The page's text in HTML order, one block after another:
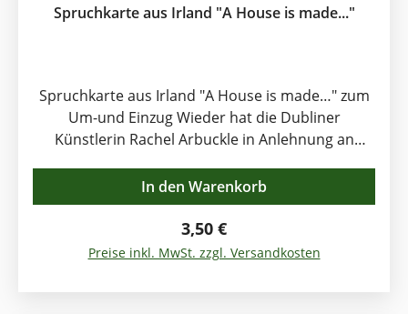
Spruchkarte aus Irland "A House is made..."
Spruchkarte aus Irland "A House is made…" zum
Um-und Einzug Wieder hat die Dubliner
Künstlerin Rachel Arbuckle in Anlehnung an
sehr sorgfältig gestaltet. "A House is made of
Bricks and Beams, a Home is made of Love and
12,5cm
Regulärer Preis:
3,50 €
Preise inkl. MwSt. zzgl. Versandkosten
In den Warenkorb